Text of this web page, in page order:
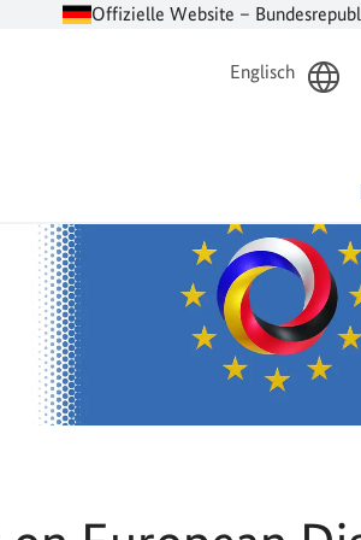
Offizielle Website –
Englisch